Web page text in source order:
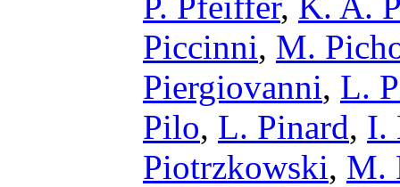
Piccinni, M.
Piergiovanni, L.
Pilo, L. Pinard, I.
Piotrzkowski, M.